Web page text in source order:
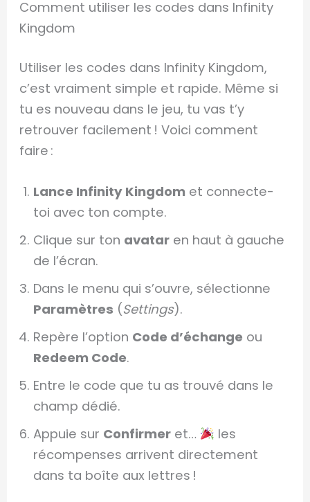
Comment utiliser les codes dans Infinity
Kingdom
Utiliser les codes dans Infinity Kingdom,
c’est vraiment simple et rapide. Même si
tu es nouveau dans le jeu, tu vas t’y
retrouver facilement ! Voici comment
faire :
Lance Infinity Kingdom et connecte-
toi avec ton compte.
Clique sur ton avatar en haut à gauche
de l’écran.
Dans le menu qui s’ouvre, sélectionne
Paramètres (Settings).
Repère l’option Code d’échange ou
Redeem Code.
Entre le code que tu as trouvé dans le
champ dédié.
Appuie sur Confirmer et…
les
récompenses arrivent directement
dans ta boîte aux lettres !